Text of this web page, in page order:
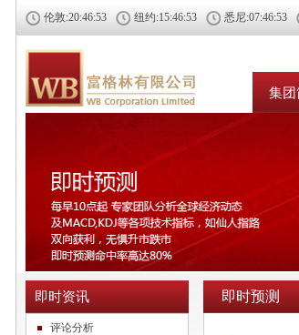
伦敦:20:46:54 纽约:15:46:54 悉尼:07:46:54
集团
即时资讯
评论分析
即时预测